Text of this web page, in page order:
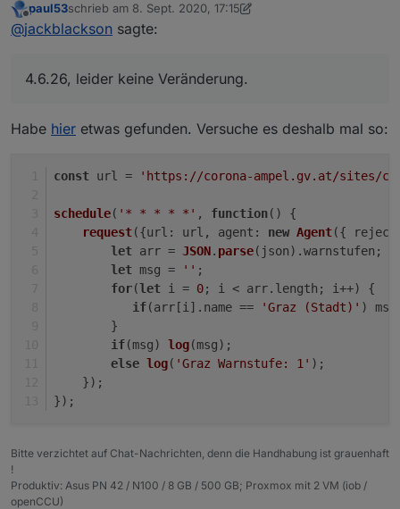
Offline
paul53schrieb am 8. Sept. 2020, 17:15
zuletzt editiert von paul53 9. Aug. 2020, 19:22
@jackblackson sagte:
4.6.26, leider keine Veränderung.
Habe hier etwas gefunden. Versuche es deshalb mal so:
const url = 'https://corona-ampel.gv.at/sites/
schedule( '* * * * *' , function( ) {
request({url : url, agent : new Agent({
let arr = JSON. parse(json).warnstufen ;
let msg = '' ;
for(let i = 0; i < arr. length ; i++) {
if(arr[i]. name == 'Graz (Stadt)' )
        }
if(msg) log(msg);
else log( 'Graz Warnstufe: 1' );
    });
});
Bitte verzichtet auf Chat-Nachrichten, denn die Handhabung ist grauenhaft
!
Produktiv: Asus PN 42 / N100 / 8 GB / 500 GB; Proxmox mit 2 VM (iob /
openCCU)